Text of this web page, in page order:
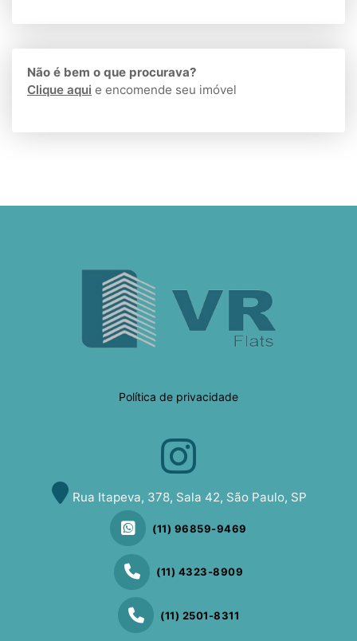
Não é bem o que procurava?
Clique aqui e encomende seu imóvel
Política de privacidade
Rua Itapeva, 378, Sala 42, São Paulo, SP
(11) 96859-9469
(11) 4323-8909
(11) 2501-8311